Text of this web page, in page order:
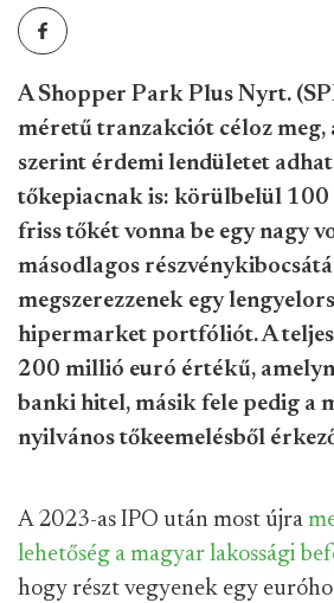
A Shopper Park Plus Nyrt.
méretű tranzakciót céloz meg,
szerint érdemi lendületet
tőkepiacnak is: körülbelül
friss tőkét vonna be egy nagy
másodlagos
megszerezzenek egy
hipermarket portfóliót. A
200 millió euró értékű,
banki hitel, másik fele pedig a
nyilvános tőkeemelésből
A 2023-as IPO után most újra
lehetőség a magyar lakossági
hogy részt vegyenek egy